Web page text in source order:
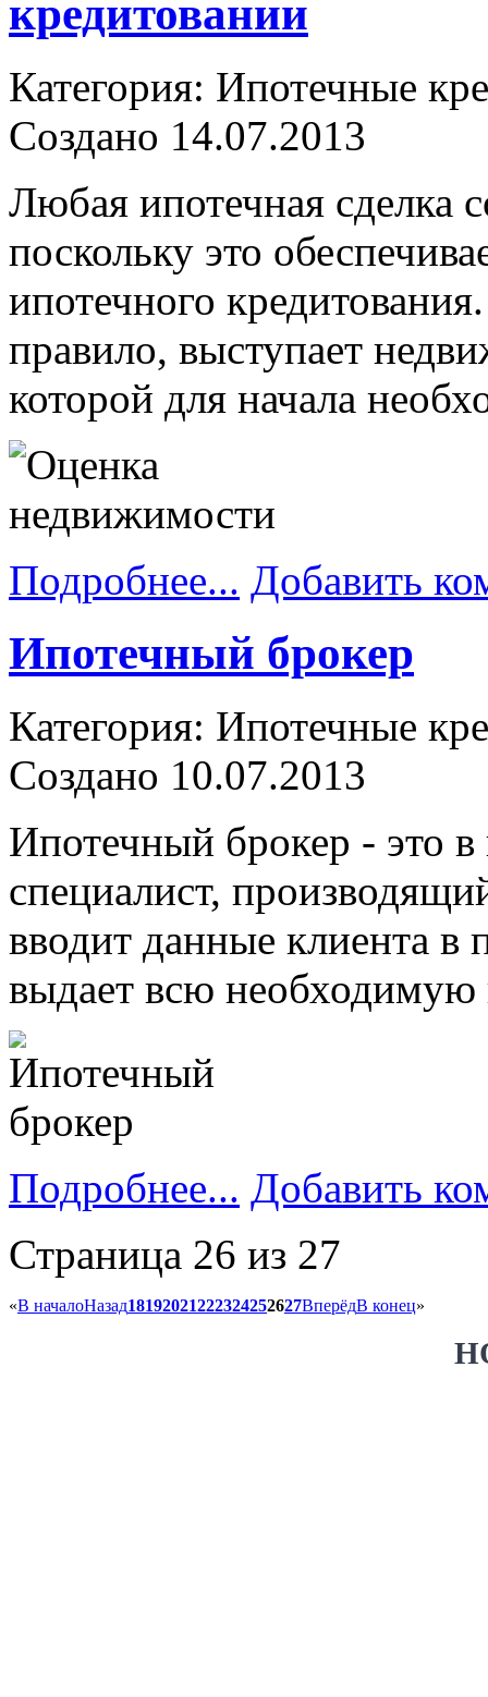
кредитовании
Категория: Ипотечные
Создано 14.07.2013
Любая ипотечная сделка
поскольку это
ипотечного
правило, выступает
которой для начала
Подробнее... Добавить
Ипотечный брокер
Категория: Ипотечные
Создано 10.07.2013
Ипотечный брокер - это
специалист,
вводит данные клиента в
выдает всю
Подробнее... Добавить
Страница 26 из 27
«В началоНазад18192021222324252627ВперёдВ конец»